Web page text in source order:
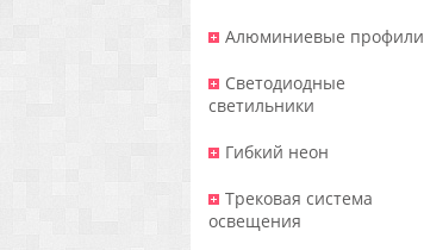
Алюминиевые профили
Светодиодные
светильники
Гибкий неон
Трековая система
освещения